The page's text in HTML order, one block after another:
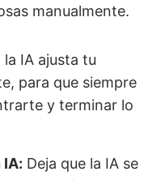
manualmente.
IA ajusta tu
para que siempre
y terminar lo
Deja que la IA se